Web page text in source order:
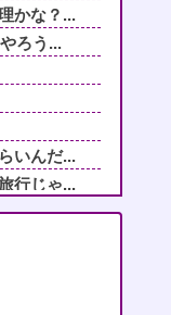
かな？...
ろう...
いんだ...
行じゃ...
草刈り...
と思...
姉が寝...